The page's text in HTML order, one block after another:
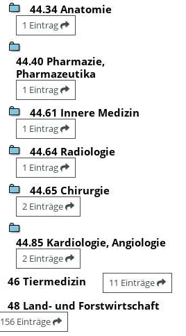
44.34 Anatomie
1 Eintrag
44.40 Pharmazie,
Pharmazeutika
1 Eintrag
44.61 Innere Medizin
1 Eintrag
44.64 Radiologie
1 Eintrag
44.65 Chirurgie
2 Einträge
44.85 Kardiologie, Angiologie
2 Einträge
46 Tiermedizin 11 Einträge
48 Land- und Forstwirtschaft
156 Einträge